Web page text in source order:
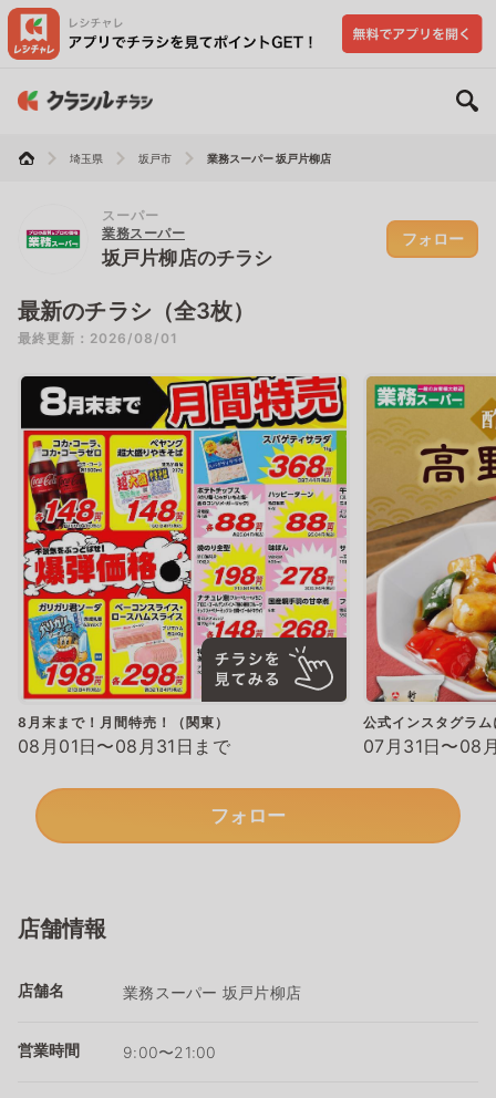
埼玉県 坂戸市 業務スーパー 坂戸片柳店
スーパー
業務スーパー
坂戸片柳店のチラシ
フォロー
最新のチラシ（全3枚）
最終更新：2026/08/01
8月末まで！月間特売！（関東）
08月01日〜08月31日まで
公式インスタグラ
07月31日〜08
フォロー
店舗情報
店舗名 業務スーパー 坂戸片柳店
営業時間 9:00〜21:00